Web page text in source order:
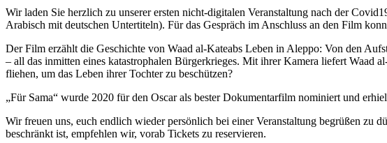
Wir laden Sie herzlich zu unserer ersten nicht-digitalen Veranstaltung nach der
Arabisch mit deutschen Untertiteln). Für das Gespräch im Anschluss an den Film
Der Film erzählt die Geschichte von Waad al-Kateabs Leben in Aleppo: Von den
– all das inmitten eines katastrophalen Bürgerkrieges. Mit ihrer Kamera liefert Waad
fliehen, um das Leben ihrer Tochter zu beschützen?
„Für Sama“ wurde 2020 für den Oscar als bester Dokumentarfilm nominiert und
Wir freuen uns, euch endlich wieder persönlich bei einer Veranstaltung begrüßen zu
beschränkt ist, empfehlen wir, vorab Tickets zu reservieren.